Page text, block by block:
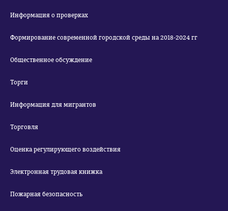
Информация о проверках
Формирование современной городской среды на 2018-2024 гг
Общественное обсуждение
Торги
Информация для мигрантов
Торговля
Оценка регулирующего воздействия
Электронная трудовая книжка
Пожарная безопасность